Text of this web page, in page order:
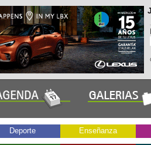
Deporte Enseñanza